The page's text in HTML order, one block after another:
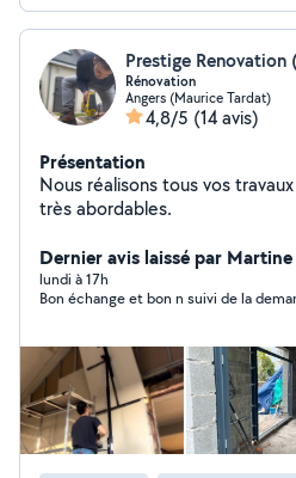
Prestige Renovation
Rénovation
Angers (Maurice Tardat)
4,8/5 (14 avis)
Présentation
Nous réalisons tous vos
très abordables.
Dernier avis laissé par
lundi à 17h
Bon échange et bon n suivi de la